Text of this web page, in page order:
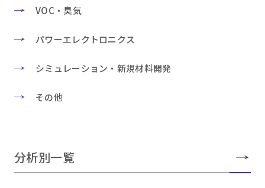
VOC・臭気
パワーエレクトロニクス
シミュレーション・新規材料開発
その他
分析別一覧